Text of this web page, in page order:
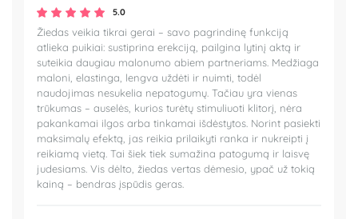
5.0
Žiedas veikia tikrai gerai – savo pagrindinę funkciją
atlieka puikiai: sustiprina erekciją, pailgina lytinį aktą ir
suteikia daugiau malonumo abiem partneriams. Medžiaga
maloni, elastinga, lengva uždėti ir nuimti, todėl
naudojimas nesukelia nepatogumų. Tačiau yra vienas
trūkumas – auselės, kurios turėtų stimuliuoti klitorį, nėra
pakankamai ilgos arba tinkamai išdėstytos. Norint pasiekti
maksimalų efektą, jas reikia prilaikyti ranka ir nukreipti į
reikiamą vietą. Tai šiek tiek sumažina patogumą ir laisvę
judesiams. Vis dėlto, žiedas vertas dėmesio, ypač už tokią
kainą – bendras įspūdis geras.